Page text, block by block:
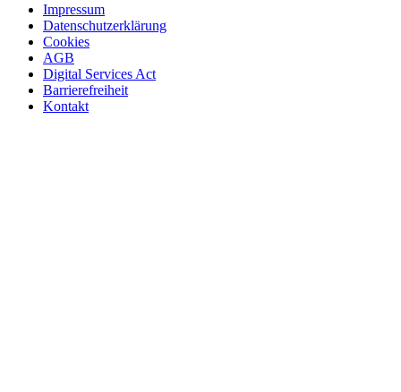
Impressum
Datenschutzerklärung
Cookies
AGB
Digital Services Act
Barrierefreiheit
Kontakt